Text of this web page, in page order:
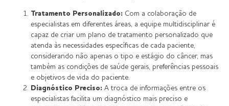
Tratamento Personalizado: Com a colaboração de
especialistas em diferentes áreas, a equipe multidisciplinar é
capaz de criar um plano de tratamento personalizado que
atenda às necessidades específicas de cada paciente,
considerando não apenas o tipo e estágio do câncer, mas
também as condições de saúde gerais, preferências pessoais
e objetivos de vida do paciente.
Diagnóstico Preciso: A troca de informações entre os
especialistas facilita um diagnóstico mais preciso e